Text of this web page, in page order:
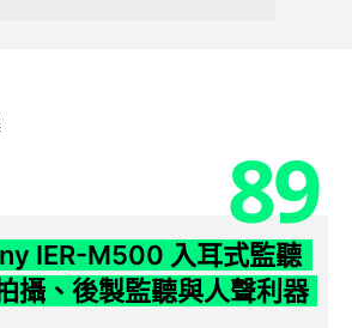
89
IER-M500 入耳式監聽
攝、後製監聽與人聲利器